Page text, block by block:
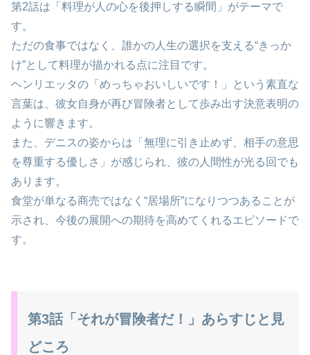
第2話は「料理が人の心を後押しする瞬間」がテーマで
す。
ただの食事ではなく、誰かの人生の選択を支える“きっか
け”として料理が描かれる点に注目です。
ヘンリエッタの「めっちゃおいしいです！」という素直な
言葉は、彼女自身が再び冒険者として歩み出す決意表明の
ように響きます。
また、デニスの姿からは「無理に引き止めず、相手の意思
を尊重する優しさ」が感じられ、彼の人間性が光る回でも
あります。
食堂が単なる商売ではなく“居場所”になりつつあることが
示され、今後の展開への期待を高めてくれるエピソードで
す。
第3話「それが冒険者だ！」あらすじと見
どころ